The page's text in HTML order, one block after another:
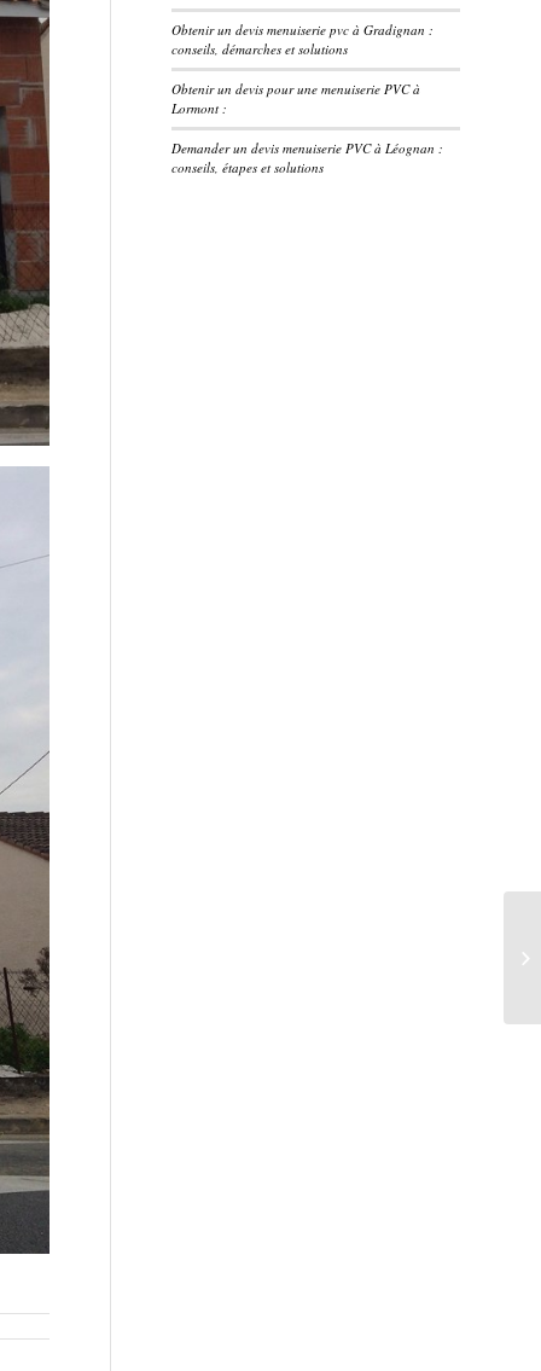
Obtenir un devis menuiserie pvc à Gradignan :
conseils, démarches et solutions
Obtenir un devis pour une menuiserie PVC à
Lormont :
Demander un devis menuiserie PVC à Léognan :
conseils, étapes et solutions